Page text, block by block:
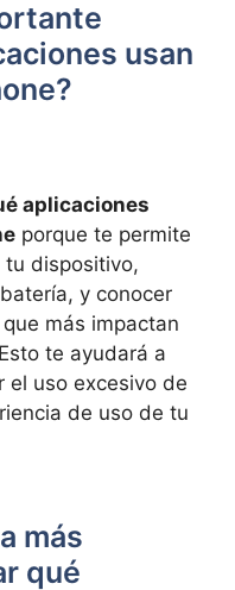
usan‍
aplicaciones
porque te permite
dispositivo,⁣
y conocer
​más impactan
te ayudará a
el uso excesivo⁢ de
de uso de tu
más​
qué